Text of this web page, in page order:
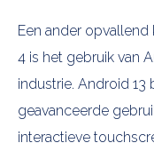
Een ander opvallend
4 is het gebruik van
industrie. Android 13
geavanceerde
interactieve